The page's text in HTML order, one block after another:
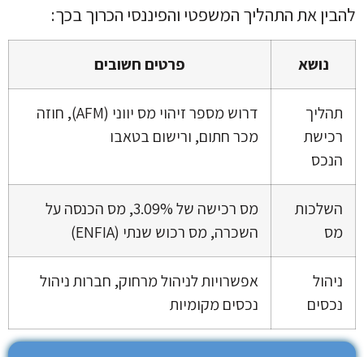
להבין את התהליך המשפטי והפיננסי הכרוך בכך:
נושא פרטים חשובים
תהליך
רכישת
הנכס
דרוש מספר זיהוי מס יווני (AFM), חוזה
מכר חתום, ורישום בטאבו
השלכות
מס
מס רכישה של 3.09%, מס הכנסה על
השכרה, מס רכוש שנתי (ENFIA)
ניהול
נכסים
אפשרויות לניהול מרחוק, חברות ניהול
נכסים מקומיות